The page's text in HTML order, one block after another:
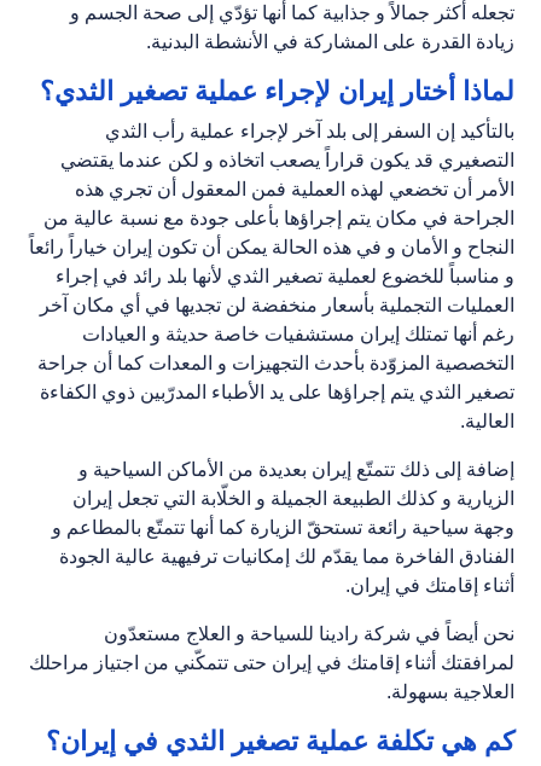
تجعله أكثر جمالاً و جذابية كما أنها تؤدّي إلى صحة الجسم و
زيادة القدرة على المشاركة في الأنشطة البدنية.
لماذا أختار إيران لإجراء عملية تصغير الثدي؟
بالتأكيد إن السفر إلى بلد آخر لإجراء عملية رأب الثدي
التصغيري قد يكون قراراً يصعب اتخاذه و لكن عندما يقتضي
الأمر أن تخضعي لهذه العملية فمن المعقول أن تجري هذه
الجراحة في مكان يتم إجراؤها بأعلى جودة مع نسبة عالية من
النجاح و الأمان و في هذه الحالة يمكن أن تكون إيران خياراً رائعاً
و مناسباً للخضوع لعملية تصغير الثدي لأنها بلد رائد في إجراء
العمليات التجملية بأسعار منخفضة لن تجديها في أي مكان آخر
رغم أنها تمتلك إيران مستشفيات خاصة حديثة و العيادات
التخصصية المزوّدة بأحدث التجهيزات و المعدات كما أن جراحة
تصغير الثدي يتم إجراؤها على يد الأطباء المدرّبين ذوي الكفاءة
العالية.
إضافة إلى ذلك تتمتّع إيران بعديدة من الأماكن السياحية و
الزيارية و كذلك الطبيعة الجميلة و الخلّابة التي تجعل إيران
وجهة سياحية رائعة تستحقّ الزيارة كما أنها تتمتّع بالمطاعم و
الفنادق الفاخرة مما يقدّم لك إمكانيات ترفيهية عالية الجودة
أثناء إقامتك في إيران.
نحن أيضاً في شركة رادينا للسياحة و العلاج مستعدّون
لمرافقتك أثناء إقامتك في إيران حتى تتمكّني من اجتياز مراحلك
العلاجية بسهولة.
كم هي تكلفة عملية تصغير الثدي في إيران؟